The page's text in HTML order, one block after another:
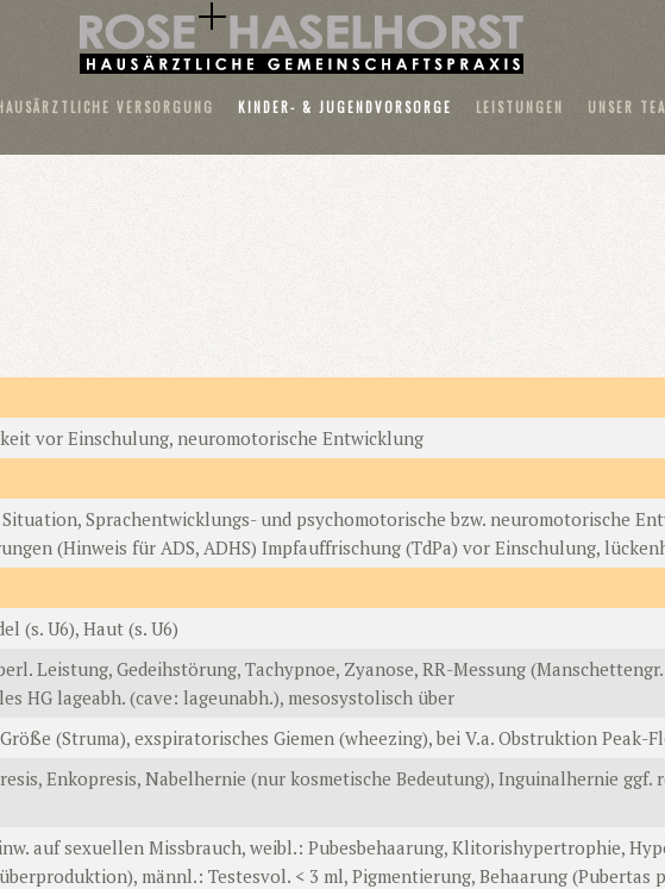
VERSORGUNG KINDER- & JUGENDVORSORGE LEISTUNGEN UNSER
vor Einschulung, neuromotorische Entwicklung
Sprachentwicklungs- und psychomotorische bzw. neuromotorische
(Hinweis für ADS, ADHS) Impfauffrischung (TdPa) vor Einschulung,
(s. U6), Haut (s. U6)
Leistung, Gedeihstörung, Tachypnoe, Zyanose, RR-Messung (Manschettengr.
HG lageabh. (cave: lageunabh.), mesosystolisch über
Größe (Struma), exspiratorisches Giemen (wheezing), bei V.a. Obstruktion Peak-
Enkopresis, Nabelhernie (nur kosmetische Bedeutung), Inguinalhernie ggf.
auf sexuellen Missbrauch, weibl.: Pubesbehaarung, Klitorishypertrophie,
männl.: Testesvol. < 3 ml, Pigmentierung, Behaarung (Pubertas